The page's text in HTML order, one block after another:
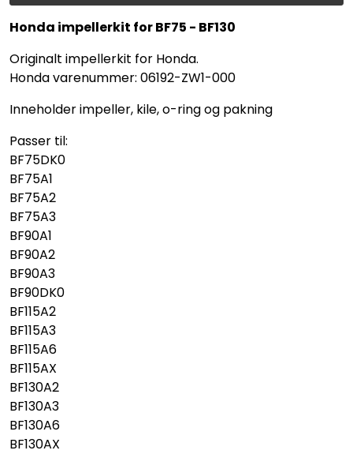
Honda impellerkit for BF75 - BF130
Originalt impellerkit for Honda.
Honda varenummer: 06192-ZW1-000
Inneholder impeller, kile, o-ring og pakning
Passer til:
BF75DK0
BF75A1
BF75A2
BF75A3
BF90A1
BF90A2
BF90A3
BF90DK0
BF115A2
BF115A3
BF115A6
BF115AX
BF130A2
BF130A3
BF130A6
BF130AX